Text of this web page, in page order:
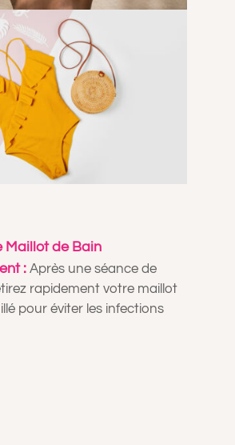
Maillot de Bain
: Après une séance de
rapidement votre maillot
pour éviter les infections